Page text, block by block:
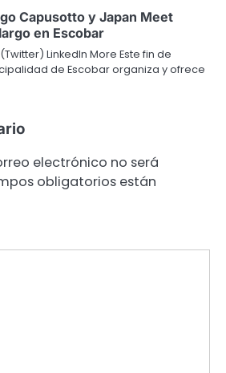
Capusotto y Japan Meet
en Escobar
LinkedIn More Este fin de
de Escobar organiza y ofrece
electrónico no será
obligatorios están